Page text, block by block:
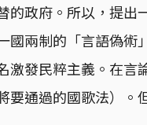
的政府。所以，提出
國兩制的「言語偽術
發民粹主義。在言
要通過的國歌法）。